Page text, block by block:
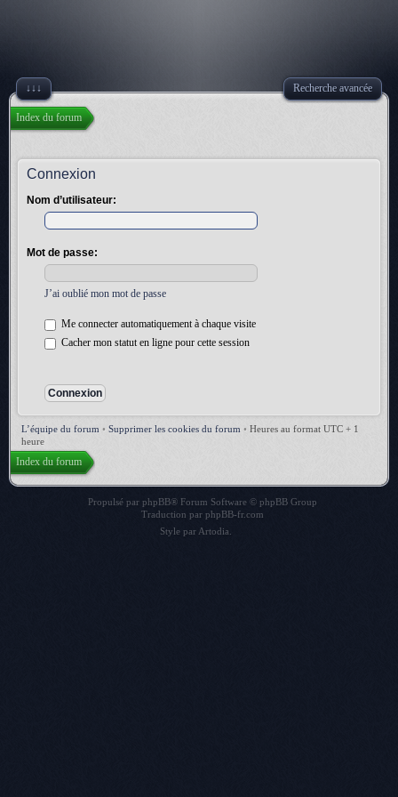
↓↓↓ Recherche avancée
Index du forum
Connexion
Nom d’utilisateur:
Mot de passe:
J’ai oublié mon mot de passe
Me connecter automatiquement à chaque visite
Cacher mon statut en ligne pour cette session
L’équipe du forum • Supprimer les cookies du forum • Heures au format UTC + 1
heure
Index du forum
Propulsé par phpBB® Forum Software © phpBB Group
Traduction par phpBB-fr.com
Style par Artodia